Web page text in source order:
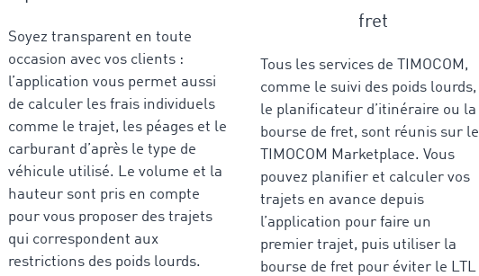
Soyez transparent en toute
occasion avec vos clients :
l’application vous permet aussi
de calculer les frais individuels
comme le trajet, les péages et le
carburant d’après le type de
véhicule utilisé. Le volume et la
hauteur sont pris en compte
pour vous proposer des trajets
qui correspondent aux
restrictions des poids lourds.
fret
Tous les services de TIMOCOM,
comme le suivi des poids lourds,
le planificateur d’itinéraire ou la
bourse de fret, sont réunis sur le
TIMOCOM Marketplace. Vous
pouvez planifier et calculer vos
trajets en avance depuis
l’application pour faire un
premier trajet, puis utiliser la
bourse de fret pour éviter le LTL